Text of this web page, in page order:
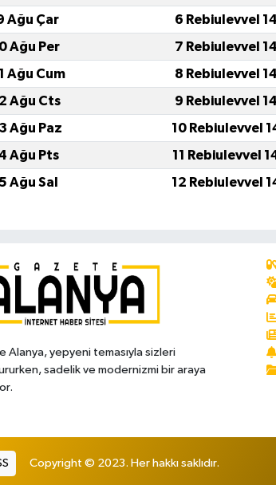
Ağu Çar
6 Rebiulevvel
Ağu Per
7 Rebiulevvel
Ağu Cum
8 Rebiulevvel
Ağu Cts
9 Rebiulevvel
Ağu Paz
10 Rebiulevvel
Ağu Pts
11 Rebiulevvel
Ağu Sal
12 Rebiulevvel
Alanya, yepyeni temasıyla sizleri
sadelik ve modernizmi bir araya
Copyright © 2023. Her hakkı saklıdır.